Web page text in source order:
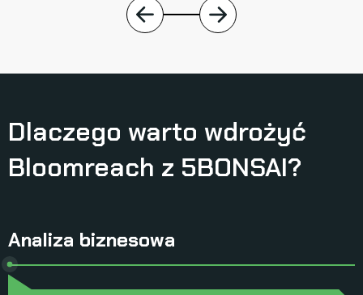
Dlaczego warto wdrożyć
Bloomreach z 5BONSAI?
Analiza biznesowa